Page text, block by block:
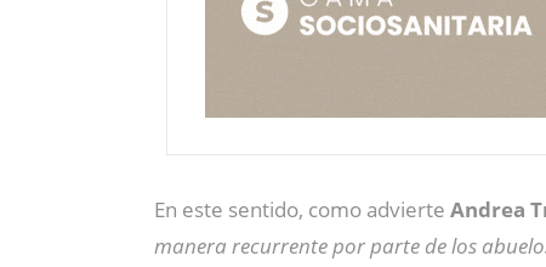
En este sentido, como advierte Andrea
manera recurrente por parte de los